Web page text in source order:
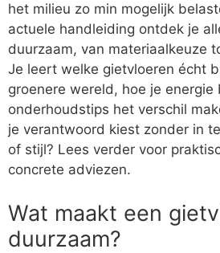
het milieu zo min mogelijk
actuele handleiding ontdek je
duurzaam, van materiaalkeuze
Je leert welke gietvloeren écht
groenere wereld, hoe je
onderhoudstips het verschil
je verantwoord kiest zonder in
of stijl? Lees verder voor
concrete adviezen.
Wat maakt een
duurzaam?